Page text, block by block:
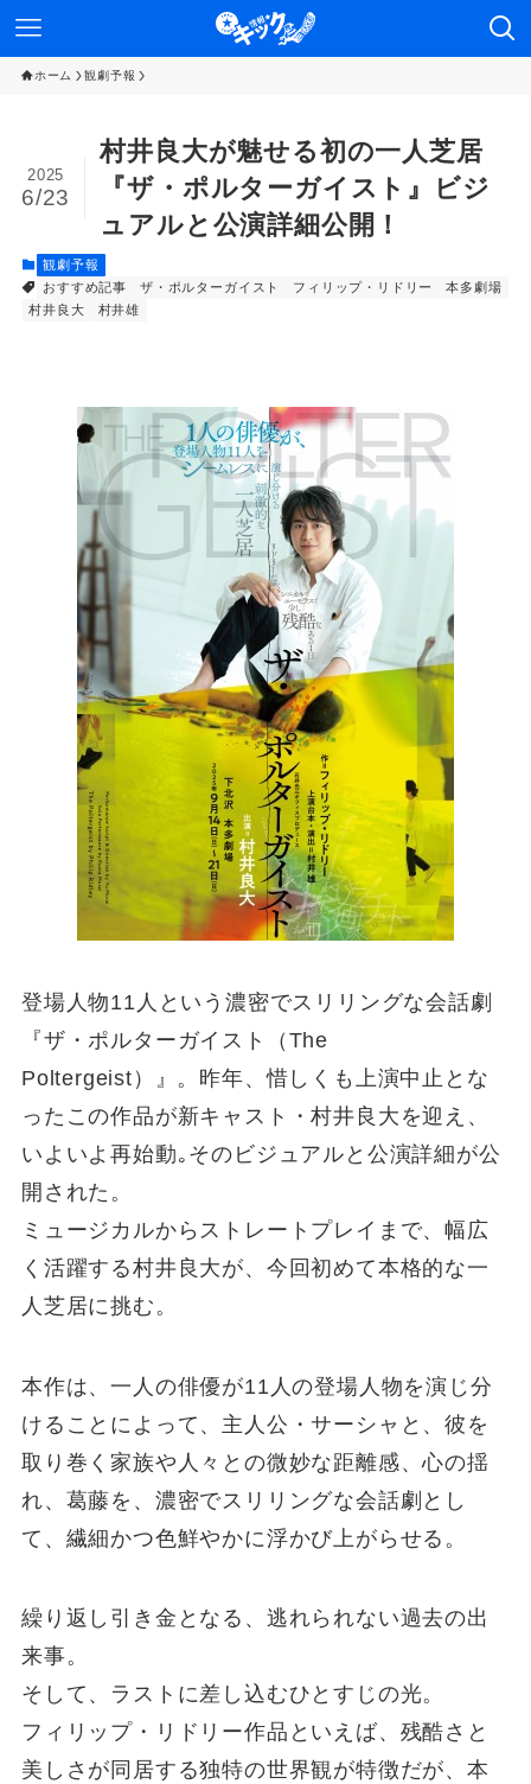
ホーム 観劇予報
村井良大が魅せる初の一人芝居
『ザ・ポルターガイスト』ビジ
ュアルと公演詳細公開！
2025
6/23
観劇予報
おすすめ記事
ザ・ポルターガイスト フィリップ・リドリー
本多劇場
村井良大
村井雄
登場人物11人という濃密でスリリングな会話劇
『ザ・ポルターガイスト（The
Poltergeist）』。昨年、惜しくも上演中止とな
ったこの作品が新キャスト・村井良大を迎え、
いよいよ再始動｡そのビジュアルと公演詳細が公
開された。
ミュージカルからストレートプレイまで、幅広
く活躍する村井良大が、今回初めて本格的な一
人芝居に挑む。
本作は、一人の俳優が11人の登場人物を演じ分
けることによって、主人公・サーシャと、彼を
取り巻く家族や人々との微妙な距離感、心の揺
れ、葛藤を、濃密でスリリングな会話劇とし
て、繊細かつ色鮮やかに浮かび上がらせる。
繰り返し引き金となる、逃れられない過去の出
来事。
そして、ラストに差し込むひとすじの光。
フィリップ・リドリー作品といえば、残酷さと
美しさが同居する独特の世界観が特徴だが、本